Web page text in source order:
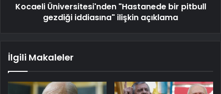
Kocaeli Üniversitesi'nden "Hastanede bir pitbull
gezdiği iddiasına" ilişkin açıklama
İlgili Makaleler